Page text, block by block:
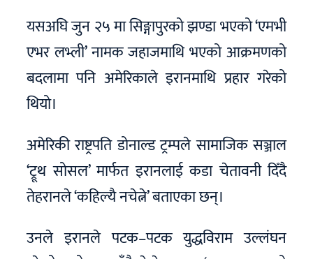
यसअघि जुन २५ मा सिङ्गापुरको झण्डा भएको ‘एमभी
एभर लभ्ली’ नामक जहाजमाथि भएको आक्रमणको
बदलामा पनि अमेरिकाले इरानमाथि प्रहार गरेको
थियो।
अमेरिकी राष्ट्रपति डोनाल्ड ट्रम्पले सामाजिक सञ्जाल
‘ट्रूथ सोसल’ मार्फत इरानलाई कडा चेतावनी दिँदै
तेहरानले ‘कहिल्यै नचेत्ने’ बताएका छन्।
उनले इरानले पटक–पटक युद्धविराम उल्लंघन